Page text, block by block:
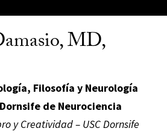
MD,
Filosofía y Neurología
de Neurociencia
y Creatividad – USC Dornsife